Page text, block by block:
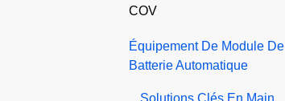
COV
Équipement De Module De
Batterie Automatique
Solutions Clés En Main